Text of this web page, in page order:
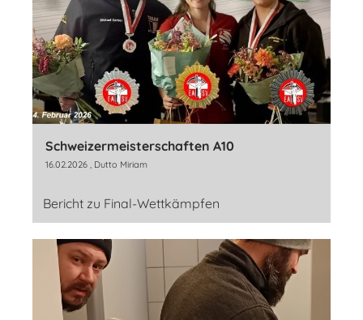
Schweizermeisterschaften A10
16.02.2026 , Dutto Miriam
Bericht zu Final-Wettkämpfen